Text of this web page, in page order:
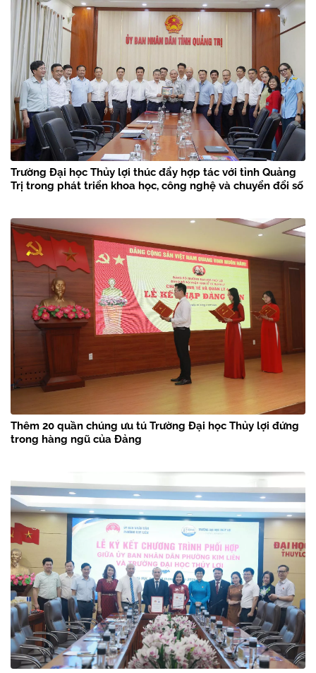
Trường Đại học Thủy lợi thúc đẩy hợp tác với tỉnh Quảng
Trị trong phát triển khoa học, công nghệ và chuyển đổi số
Thêm 20 quần chúng ưu tú Trường Đại học Thủy lợi đứng
trong hàng ngũ của Đảng